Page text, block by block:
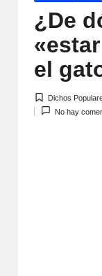
¿De
el
Publicada
en
Dichos
No hay